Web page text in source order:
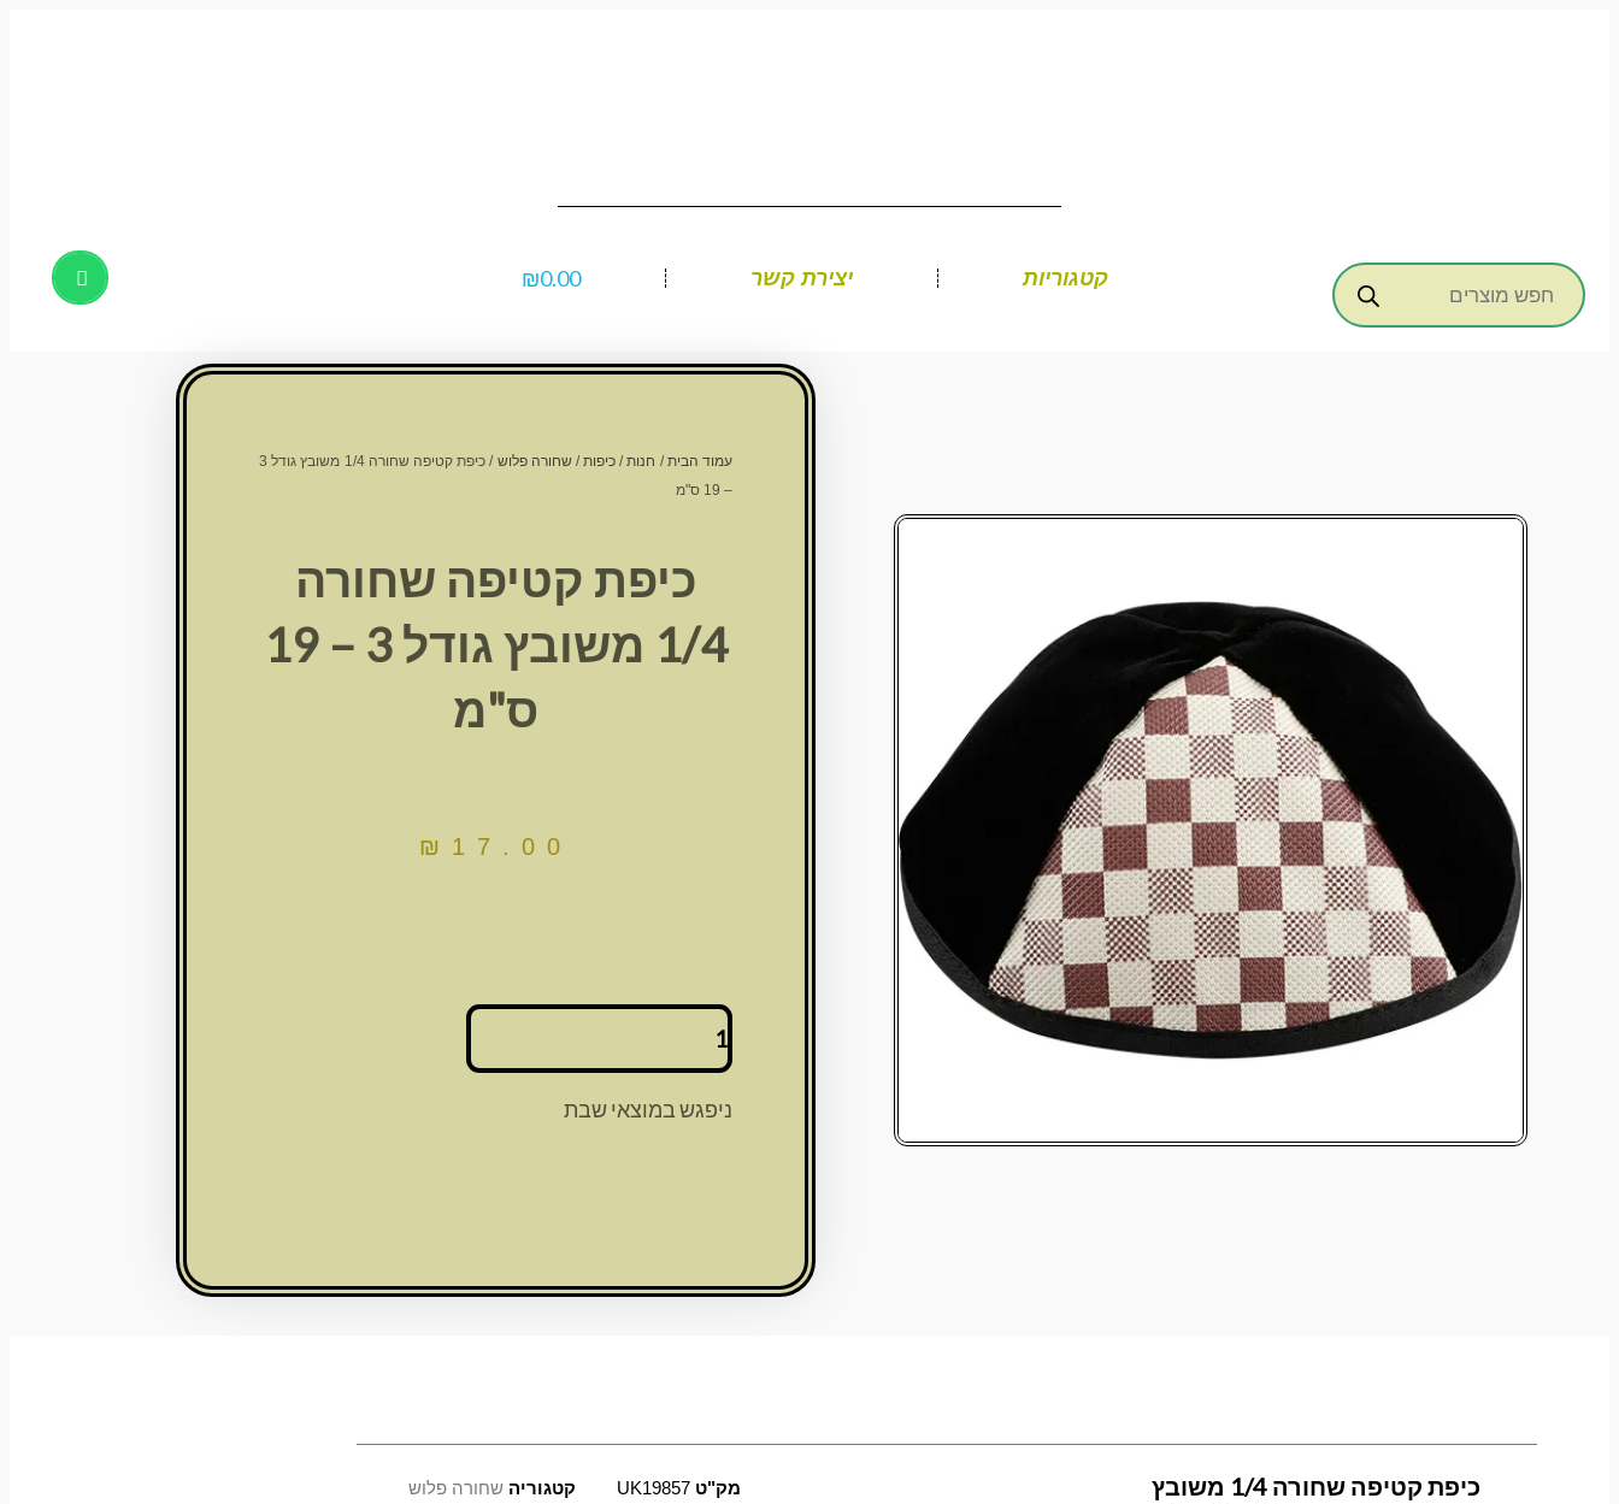
Products
search
קטגוריות יצירת קשר ₪0.00
עמוד הבית/ חנות/ כיפות/שחורה פלוש
/ כיפת קטיפה שחורה 1/4 משובץ גודל 3
– 19 ס"מ
כיפת קטיפה שחורה
1/4 משובץ גודל 3 – 19
ס"מ
₪ 17.00
כמות
של
כיפת
קטיפה
ניפגש במוצאי שבת
כיפת קטיפה שחורה 1/4 משובץ
מק"ט UK19857 קטגוריה שחורה פלוש